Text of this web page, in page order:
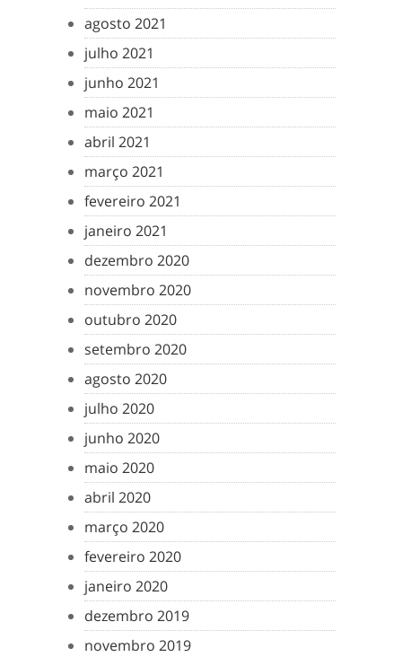
agosto 2021
julho 2021
junho 2021
maio 2021
abril 2021
março 2021
fevereiro 2021
janeiro 2021
dezembro 2020
novembro 2020
outubro 2020
setembro 2020
agosto 2020
julho 2020
junho 2020
maio 2020
abril 2020
março 2020
fevereiro 2020
janeiro 2020
dezembro 2019
novembro 2019